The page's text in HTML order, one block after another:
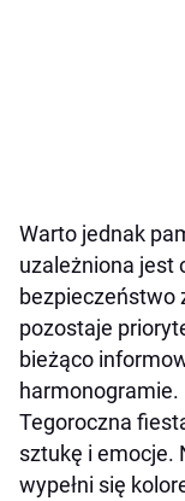
Warto jednak
uzależniona jest
bezpieczeństwo
pozostaje
bieżąco
harmonogramie.
Tegoroczna
sztukę i emocje.
wypełni się